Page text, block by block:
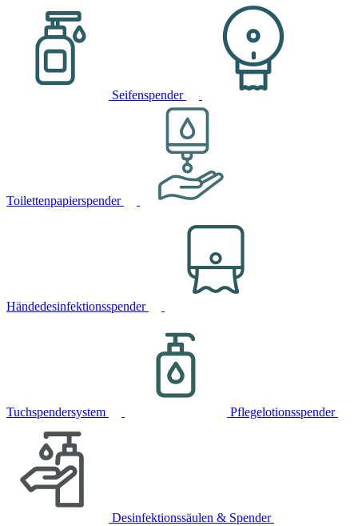
Seifenspender
Toilettenpapierspender
Händedesinfektionsspender
Tuchspendersystem Pflegelotionsspender
Desinfektionssäulen & Spender